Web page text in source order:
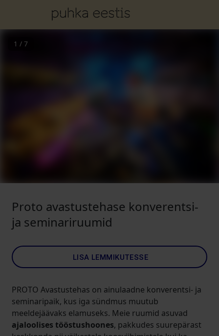
1 / 7
Proto avastustehase konverentsi-
ja seminariruumid
LISA LEMMIKUTESSE
PROTO Avastustehas on ainulaadne konverentsi- ja
seminaripaik, kus iga sündmus muutub
meeldejäävaks elamuseks. Meie ruumid asuvad
ajaloolises tööstushoones, pakkudes suurepärast